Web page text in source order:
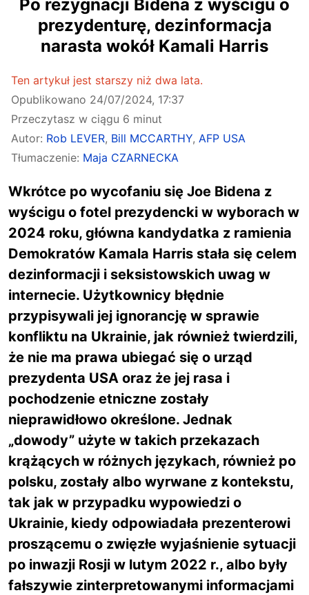
Po rezygnacji Bidena z wyścigu o
prezydenturę, dezinformacja
narasta wokół Kamali Harris
Ten artykuł jest starszy niż dwa lata.
Opublikowano 24/07/2024, 17:37
Przeczytasz w ciągu 6 minut
Autor: Rob LEVER, Bill MCCARTHY, AFP USA
Tłumaczenie: Maja CZARNECKA
Wkrótce po wycofaniu się Joe Bidena z
wyścigu o fotel prezydencki w wyborach w
2024 roku, główna kandydatka z ramienia
Demokratów Kamala Harris stała się celem
dezinformacji i seksistowskich uwag w
internecie. Użytkownicy błędnie
przypisywali jej ignorancję w sprawie
konfliktu na Ukrainie, jak również twierdzili,
że nie ma prawa ubiegać się o urząd
prezydenta USA oraz że jej rasa i
pochodzenie etniczne zostały
nieprawidłowo określone. Jednak
„dowody” użyte w takich przekazach
krążących w różnych językach, również po
polsku, zostały albo wyrwane z kontekstu,
tak jak w przypadku wypowiedzi o
Ukrainie, kiedy odpowiadała prezenterowi
proszącemu o zwięzłe wyjaśnienie sytuacji
po inwazji Rosji w lutym 2022 r., albo były
fałszywie zinterpretowanymi informacjami